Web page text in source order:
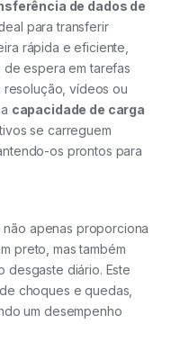
de dados de
para transferir
rápida e eficiente,
espera em tarefas
vídeos ou
capacidade de carga
se carreguem
os prontos para
não apenas proporciona
preto, mas também
desgaste diário. Este
choques e quedas,
um desempenho